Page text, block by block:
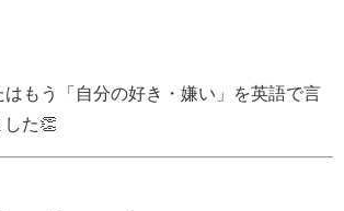
はもう「自分の好き・嫌い」を英語で言
した👏